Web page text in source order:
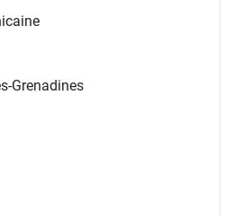
Grenadines